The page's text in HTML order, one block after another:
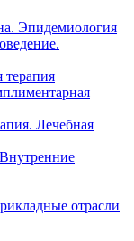
Эпидемиология
Лечебная
отрасли